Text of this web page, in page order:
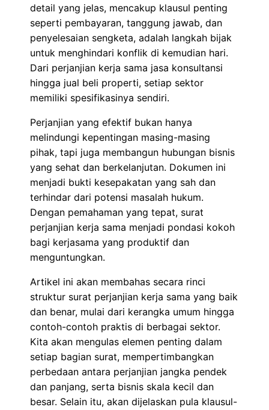
detail yang jelas, mencakup klausul penting
seperti pembayaran, tanggung jawab, dan
penyelesaian sengketa, adalah langkah bijak
untuk menghindari konflik di kemudian hari.
Dari perjanjian kerja sama jasa konsultansi
hingga jual beli properti, setiap sektor
memiliki spesifikasinya sendiri.
Perjanjian yang efektif bukan hanya
melindungi kepentingan masing-masing
pihak, tapi juga membangun hubungan bisnis
yang sehat dan berkelanjutan. Dokumen ini
menjadi bukti kesepakatan yang sah dan
terhindar dari potensi masalah hukum.
Dengan pemahaman yang tepat, surat
perjanjian kerja sama menjadi pondasi kokoh
bagi kerjasama yang produktif dan
menguntungkan.
Artikel ini akan membahas secara rinci
struktur surat perjanjian kerja sama yang baik
dan benar, mulai dari kerangka umum hingga
contoh-contoh praktis di berbagai sektor.
Kita akan mengulas elemen penting dalam
setiap bagian surat, mempertimbangkan
perbedaan antara perjanjian jangka pendek
dan panjang, serta bisnis skala kecil dan
besar. Selain itu, akan dijelaskan pula klausul-